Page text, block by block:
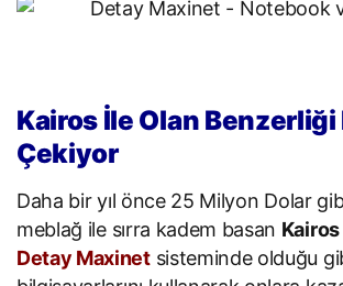
Kairos İle Olan
Çekiyor
Daha bir yıl önce 25 Milyon Dolar
meblağ ile sırra kadem basan Kairos
Detay Maxinetsisteminde olduğu